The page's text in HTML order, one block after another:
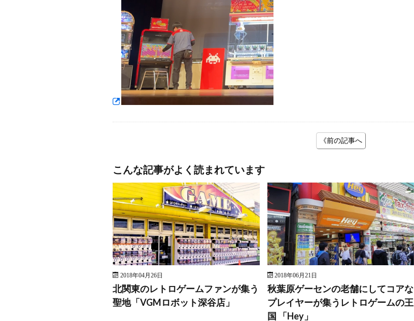
《前の記事へ
こんな記事がよく読まれています
2018年04月26日
北関東のレトロゲームファンが集う
聖地「VGMロボット深谷店」
2018年06月21日
秋葉原ゲーセンの老舗にしてコアな
プレイヤーが集うレトロゲームの王
国 「Hey」